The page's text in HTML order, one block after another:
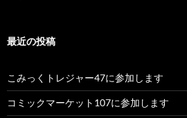
最近の投稿
こみっくトレジャー47に参加します
コミックマーケット107に参加します